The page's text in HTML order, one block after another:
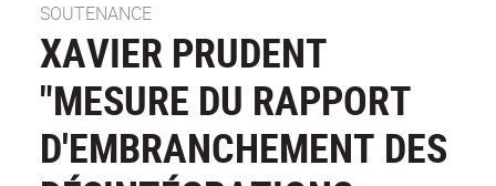
SOUTENANCE
XAVIER PRUDENT
"MESURE DU RAPPORT
D'EMBRANCHEMENT DES